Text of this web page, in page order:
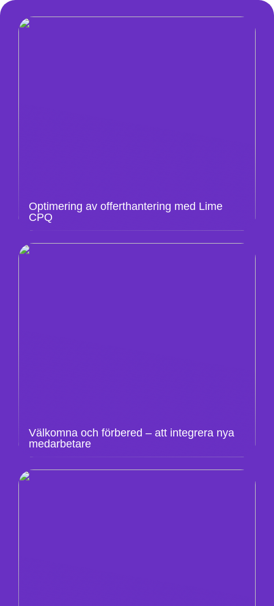
Optimering av offerthantering med Lime
CPQ
Välkomna och förbered – att integrera nya
medarbetare